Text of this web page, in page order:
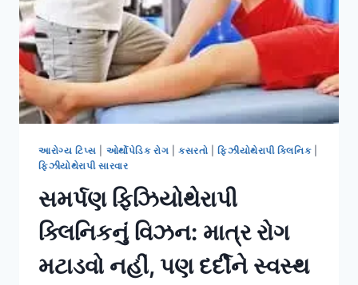
આરોગ્ય ટિપ્સ ઓર્થોપેડિક રોગ |કસરતો |ફિઝીયોથેરાપી ક્લિનિક|
ફિઝીયોથેરાપી સારવાર
સમર્પણ ફિઝિયોથેરાપી
ક્લિનિકનું વિઝન: માત્ર રોગ
મટાડવો નહીં, પણ દર્દીને સ્વસ્થ